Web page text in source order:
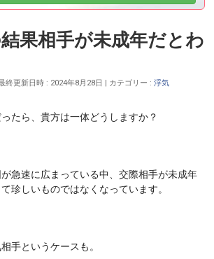
果相手が未成年だとわ
終更新日時 : 2024年8月28日 カテゴリー :浮気
たら、貴方は一体どうしますか？
急速に広まっている中、交際相手が未成年
珍しいものではなくなっています。
手というケースも。